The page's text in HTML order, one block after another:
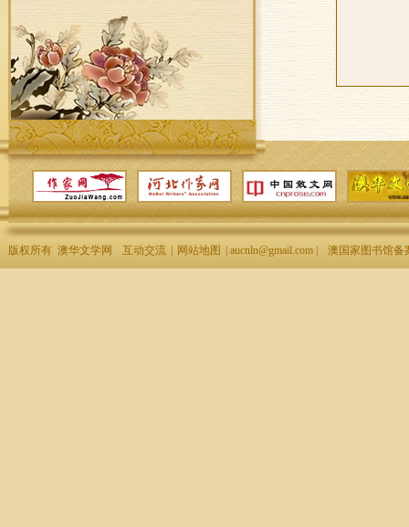
版权所有 澳华文学网 互动交流 网站地图 | aucnln@gmail.com | 澳国家图书馆备